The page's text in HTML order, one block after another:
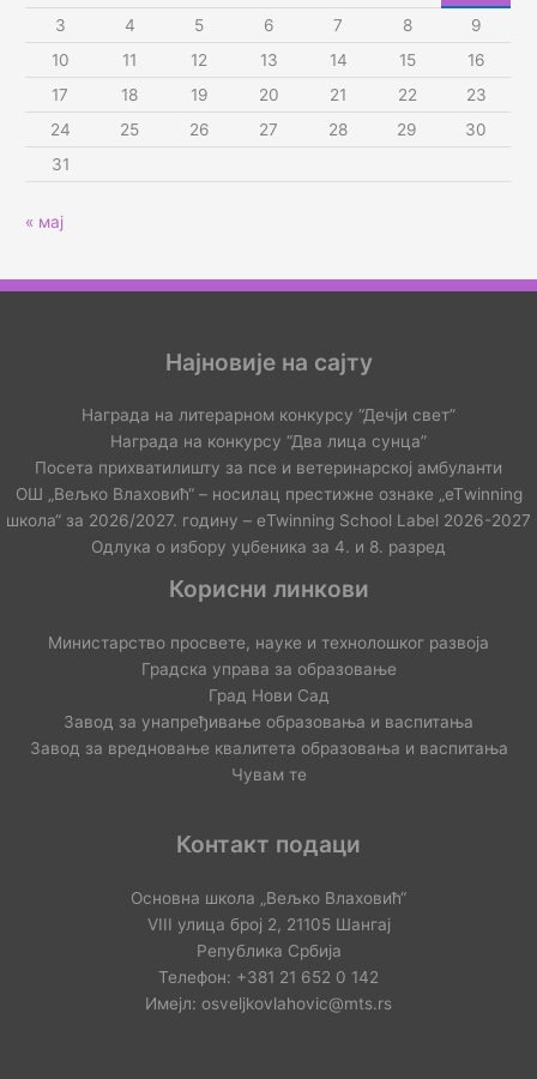
3
4 5 6 7 8
9
10
11 12 13 14 15
16
17
18 19 20 21 22
23
24
25 26 27 28 29
30
31
« мај
Најновије на сајту
Награда на литерарном конкурсу “Дечји свет”
Награда на конкурсу “Два лица сунца”
Посета прихватилишту за псе и ветеринарској амбуланти
ОШ „Вељко Влаховић“ – носилац престижне ознаке „еТwinning
школа“ за 2026/2027. годину – еTwinning School Label 2026-2027
Одлука о избору уџбеника за 4. и 8. разред
Корисни линкови
Министарство просвете, науке и технолошког развоја
Градска управа за образовање
Град Нови Сад
Завод за унапређивање образовања и васпитања
Завод за вредновање квалитета образовања и васпитања
Чувам те
Контакт подаци
Основна школа „Вељко Влаховић“
VIII улица број 2, 21105 Шангај
Република Србија
Телефон: +381 21 652 0 142
Имејл: osveljkovlahovic@mts.rs